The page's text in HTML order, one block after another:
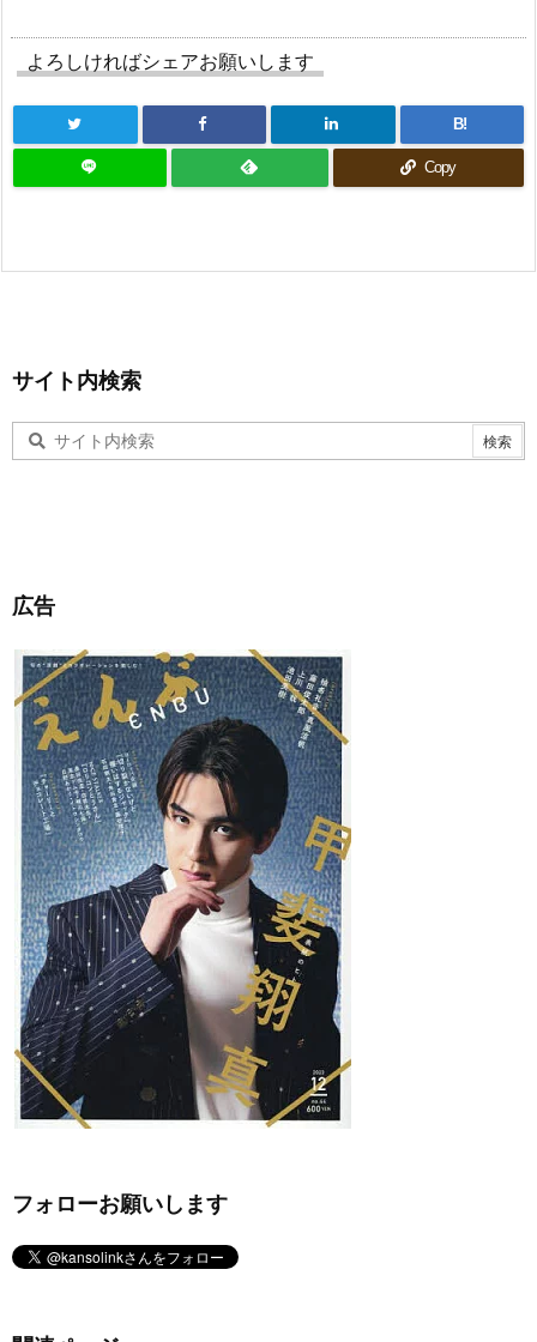
よろしければシェアお願いします
B!
Copy
サイト内検索
広告
フォローお願いします